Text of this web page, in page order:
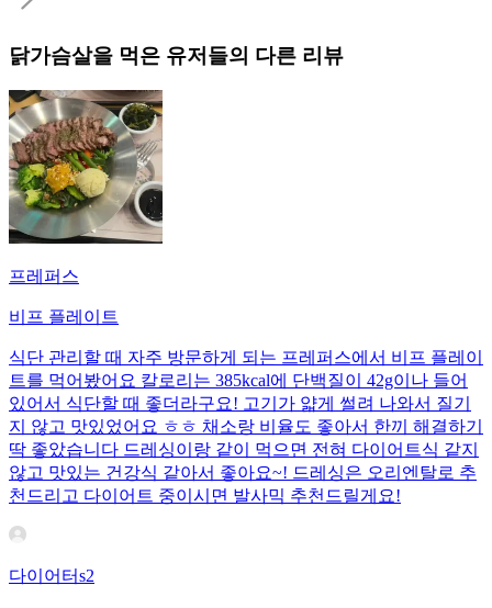
닭가슴살을 먹은 유저들의 다른 리뷰
프레퍼스
비프 플레이트
식단 관리할 때 자주 방문하게 되는 프레퍼스에서 비프 플레이
트를 먹어봤어요 칼로리는 385kcal에 단백질이 42g이나 들어
있어서 식단할 때 좋더라구요! 고기가 얇게 썰려 나와서 질기
지 않고 맛있었어요 ㅎㅎ 채소랑 비율도 좋아서 한끼 해결하기
딱 좋았습니다 드레싱이랑 같이 먹으면 전혀 다이어트식 같지
않고 맛있는 건강식 같아서 좋아요~! 드레싱은 오리엔탈로 추
천드리고 다이어트 중이시면 발사믹 추천드릴게요!
다이어터s2